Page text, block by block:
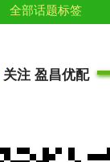
全部话题标签
关注 盈昌优配